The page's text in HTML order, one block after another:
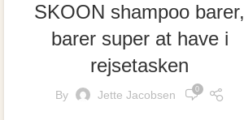
SKOON shampoo barer,
barer super at have i
rejsetasken
By Jette Jacobsen 0